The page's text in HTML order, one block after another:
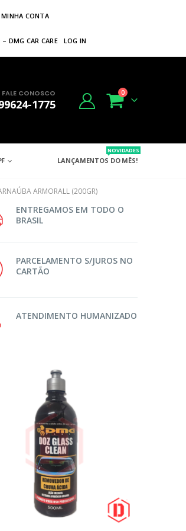
MINHA CONTA
DMG CAR CARE LOG IN
FALE CONOSCO
1775
0
LANÇAMENTOS DO MÊS!
NOVIDADES
ARMORALL (200GR)
ENTREGAMOS EM TODO O
BRASIL
PARCELAMENTO S/JUROS NO
CARTÃO
ATENDIMENTO HUMANIZADO